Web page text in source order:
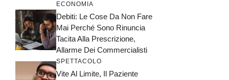
ECONOMIA
Debiti: Le Cose Da Non Fare
Mai Perché Sono Rinuncia
Tacita Alla Prescrizione,
Allarme Dei Commercialisti
SPETTACOLO
Vite Al Limite, Il Paziente